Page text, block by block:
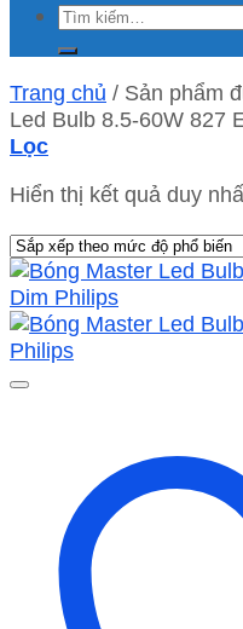
Tìm
kiếm:
Trang chủ / Sản phẩm
Led Bulb 8.5-60W 827
Lọc
Hiển thị kết quả duy